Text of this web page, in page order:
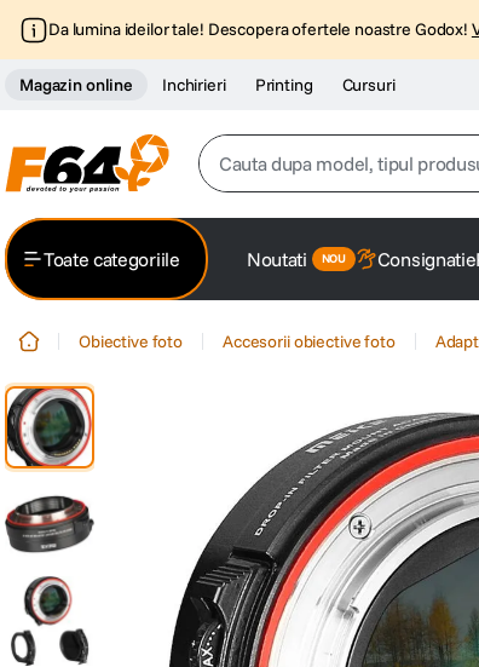
Da lumina ideilor tale! Descopera ofertele noastre Godox!
Magazin online Inchirieri Printing Cursuri
Cauta dupa model, tipul
2. trepied
peak design
5. canon sx740 hs
6. lavaliera
7. card memorie
Toate categoriile Noutati Consignatie
Obiective foto Accesorii obiective foto